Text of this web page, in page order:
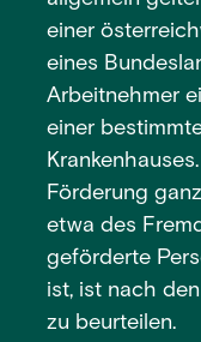
einer
eines
Arbeitnehmer
einer
Förderung
etwa des
geförderte
ist, ist nach
zu beurteilen.